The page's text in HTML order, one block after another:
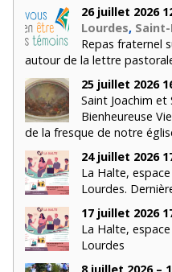
26 juillet 2026
Lourdes,
Repas fraternel
autour de la lettre
25 juillet 2026
Saint Joachim
Bienheureuse
de la fresque de notre
24 juillet 2026
La Halte,
Lourdes.
17 juillet 2026
La Halte,
Lourdes